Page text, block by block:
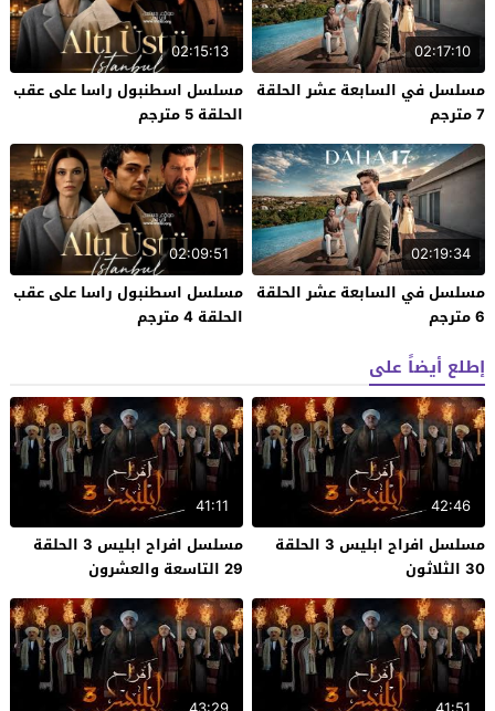
02:17:10
مسلسل في السابعة عشر الحلقة
7 مترجم
02:15:13
مسلسل اسطنبول راسا على عقب
الحلقة 5 مترجم
02:19:34
مسلسل في السابعة عشر الحلقة
6 مترجم
02:09:51
مسلسل اسطنبول راسا على عقب
الحلقة 4 مترجم
إطلع أيضاً على
42:46
مسلسل افراح ابليس 3 الحلقة
30 الثلاثون
41:11
مسلسل افراح ابليس 3 الحلقة
29 التاسعة والعشرون